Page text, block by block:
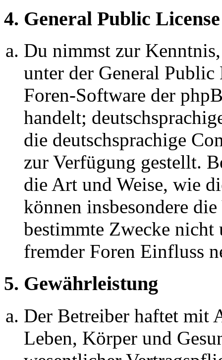
4. General Public License
Du nimmst zur
unter der General
Foren-Software der
handelt;
die deutschsprachige
zur Verfügung gestellt.
die Art und Weise, wie
können insbesondere
bestimmte Zwecke nicht
fremder Foren Einfluss
5. Gewährleistung
Der Betreiber haftet mit
Leben, Körper und